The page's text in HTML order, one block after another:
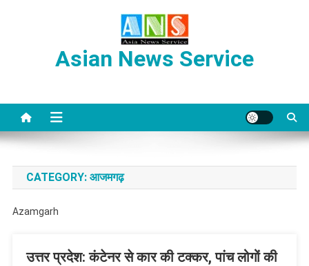
Asian News Service
CATEGORY: आजमगढ़
Azamgarh
उत्तर प्रदेश: कंटेनर से कार की टक्कर, पांच लोगों की